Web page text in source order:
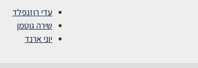
עדי רוזנפלד
שירה גוטמן
יוני ארנד